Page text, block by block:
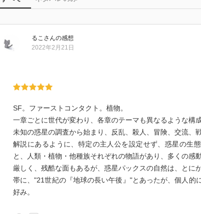
るこ さんの感想
2022年2月21日
SF。ファーストコンタクト。植物。
一章ごとに世代が変わり、各章のテーマも異なるような構
未知の惑星の調査から始まり、反乱、殺人、冒険、交流、
解説にあるように、特定の主人公を設定せず、惑星の生
と、人類・植物・他種族それぞれの物語があり、多くの感
厳しく、残酷な面もあるが、惑星パックスの自然は、とに
帯に、"21世紀の『地球の長い午後』"とあったが、個人的
好み。